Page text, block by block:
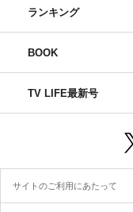
ランキング
BOOK
TV LIFE最新号
サイトのご利用にあたって